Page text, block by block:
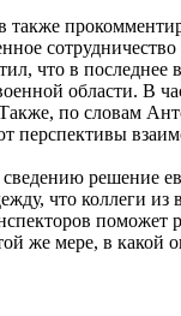
также
что в
области. В
по словам
перспективы
решение
что коллеги
поможет
же мере, в какой